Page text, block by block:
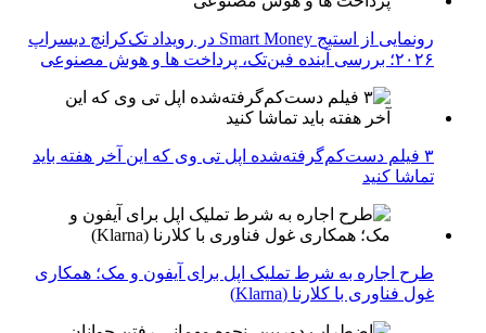
رونمایی از استیج Smart Money در رویداد تک‌کرانچ دیسراپ
۲۰۲۶؛ بررسی آینده فین‌تک، پرداخت‌ ها و هوش مصنوعی
۳ فیلم دست‌کم‌گرفته‌شده اپل تی وی که این آخر هفته باید
تماشا کنید
طرح اجاره به شرط تملیک اپل برای آیفون و مک؛ همکاری
غول فناوری با کلارنا (Klarna)